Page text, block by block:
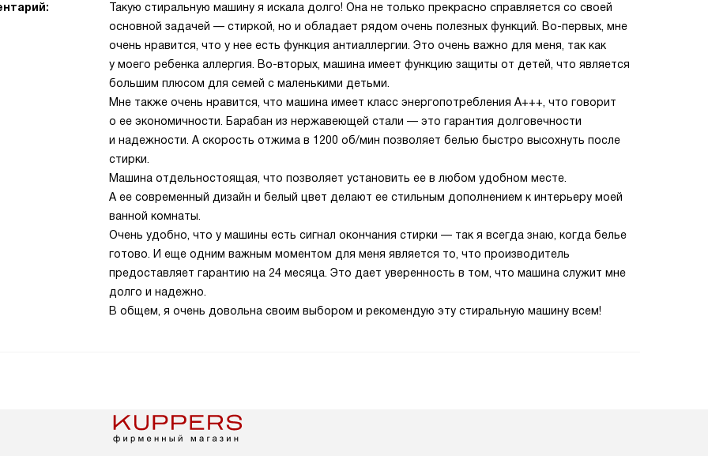
Такую стиральную машину я искала долго! Она не только прекрасно справляется со своей
основной задачей — стиркой, но и обладает рядом очень полезных функций. Во-первых, мне
очень нравится, что у нее есть функция антиаллергии. Это очень важно для меня, так как
у моего ребенка аллергия. Во-вторых, машина имеет функцию защиты от детей, что является
большим плюсом для семей с маленькими детьми.
Мне также очень нравится, что машина имеет класс энергопотребления A+++, что говорит
о ее экономичности. Барабан из нержавеющей стали — это гарантия долговечности
и надежности. А скорость отжима в 1200 об/мин позволяет белью быстро высохнуть после
стирки.
Машина отдельностоящая, что позволяет установить ее в любом удобном месте.
А ее современный дизайн и белый цвет делают ее стильным дополнением к интерьеру моей
ванной комнаты.
Очень удобно, что у машины есть сигнал окончания стирки — так я всегда знаю, когда белье
готово. И еще одним важным моментом для меня является то, что производитель
предоставляет гарантию на 24 месяца. Это дает уверенность в том, что машина служит мне
долго и надежно.
В общем, я очень довольна своим выбором и рекомендую эту стиральную машину всем!